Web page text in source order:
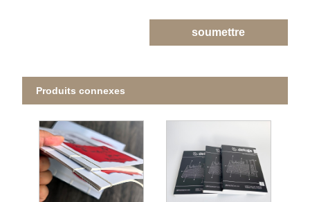
soumettre
Produits connexes